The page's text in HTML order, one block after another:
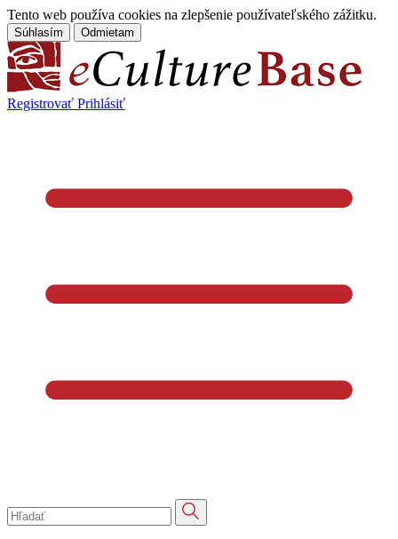
Tento web používa cookies na zlepšenie používateľského zážitku.
Súhlasím Odmietam
Registrovať Prihlásiť